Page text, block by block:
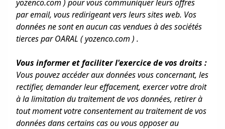
yozenco.com ) pour vous communiquer leurs offres
par email, vous redirigeant vers leurs sites web. Vos
données ne sont en aucun cas vendues à des sociétés
tierces par OARAL ( yozenco.com ) .
Vous informer et faciliter l'exercice de vos droits :
Vous pouvez accéder aux données vous concernant, les
rectifier, demander leur effacement, exercer votre droit
à la limitation du traitement de vos données, retirer à
tout moment votre consentement au traitement de vos
données dans certains cas ou vous opposer au